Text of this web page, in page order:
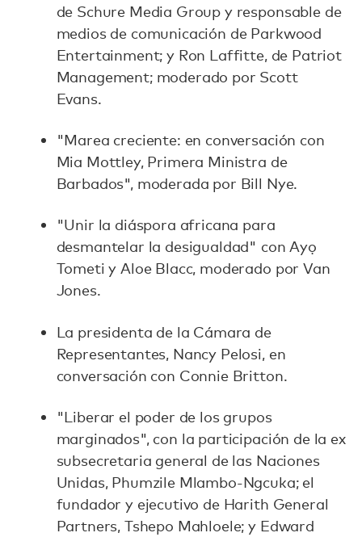
de Schure Media Group y responsable de
medios de comunicación de Parkwood
Entertainment; y Ron Laffitte, de Patriot
Management; moderado por Scott
Evans.
"Marea creciente: en conversación con
Mia Mottley, Primera Ministra de
Barbados", moderada por Bill Nye.
"Unir la diáspora africana para
desmantelar la desigualdad" con Ayọ
Tometi y Aloe Blacc, moderado por Van
Jones.
La presidenta de la Cámara de
Representantes, Nancy Pelosi, en
conversación con Connie Britton.
"Liberar el poder de los grupos
marginados", con la participación de la ex
subsecretaria general de las Naciones
Unidas, Phumzile Mlambo-Ngcuka; el
fundador y ejecutivo de Harith General
Partners, Tshepo Mahloele; y Edward